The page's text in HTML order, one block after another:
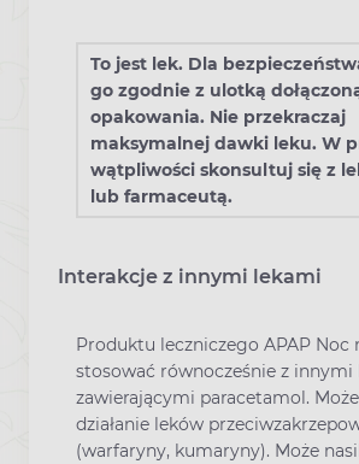
To jest lek. Dla
go zgodnie z ulotką
opakowania. Nie przekraczaj
maksymalnej dawki leku. W
wątpliwości skonsultuj się z
lub farmaceutą.
Interakcje z innymi lekami
Produktu leczniczego APAP Noc
stosować równocześnie z innymi
zawierającymi paracetamol.
działanie leków
(warfaryny, kumaryny). Może